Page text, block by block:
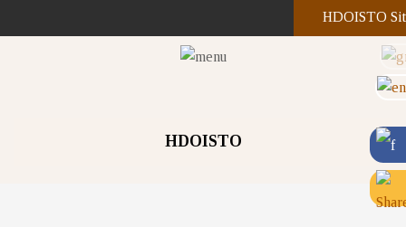
HDOISTO
HDOISTO